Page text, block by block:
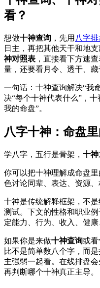
看？
想做十神查询 ，先用 八字
日主，再把其他天干和地
神对照表 ，直接看下方速
量，还要看月令、透干、藏
一句话：十神查询解决“我
决“每个十神代表什么”，
我的命盘”。
八字十神：命盘
学八字，五行是骨架， 十神
你可以把十神理解成命盘
色讨论同辈、表达、资源、
十神是传统解释框架，不
测试。下文的性格和职业
定能力、行为、收入、健康
如果你是来做十神查询或看
比不是简单数八个字，而
主强弱一起看。在线排盘
再判断哪个十神真正主导。